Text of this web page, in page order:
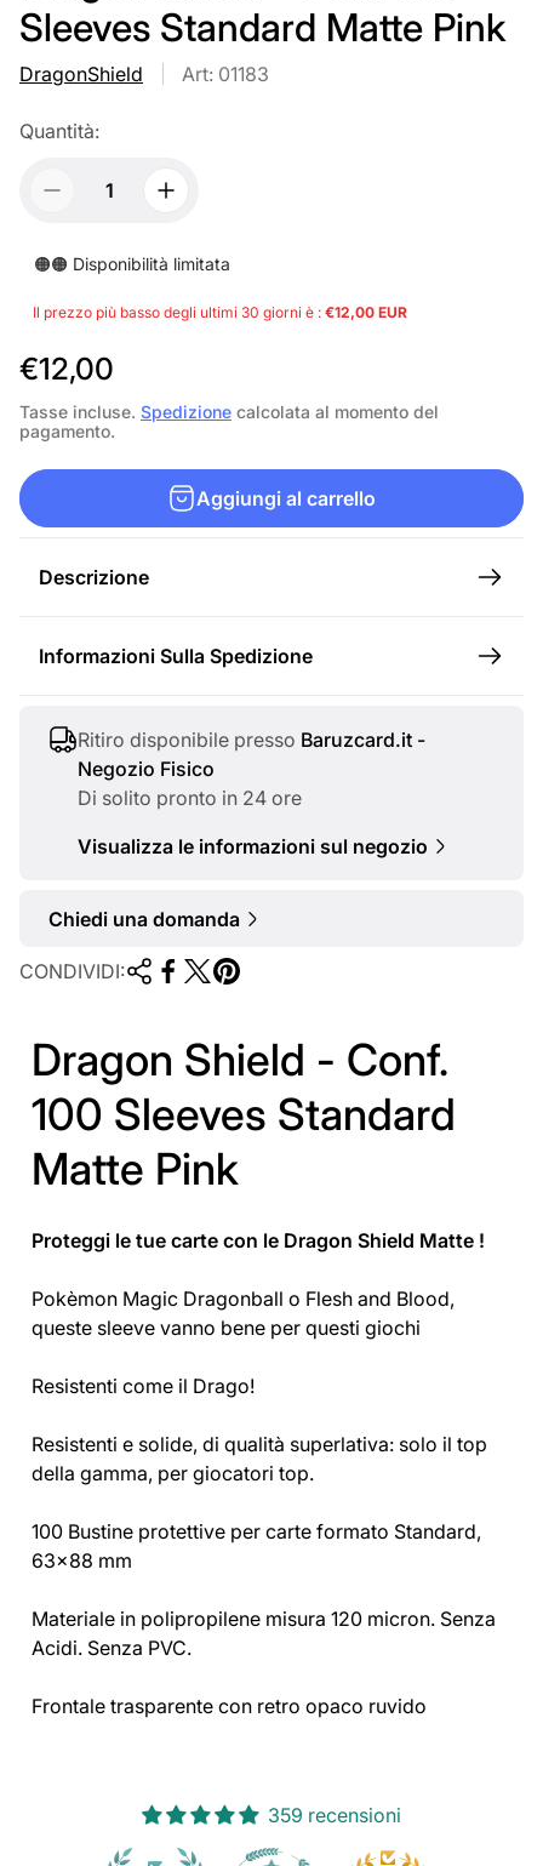
Sleeves Standard Matte Pink
DragonShield Art: 01183
Quantità:
🟠🟠 Disponibilità limitata
Il prezzo più basso degli ultimi 30 giorni è : €12,00 EUR
P
r
e
z
z
€12,00
Tasse incluse. Spedizione calcolata al momento del
pagamento.
Aggiungi al carrello
Descrizione
Informazioni Sulla Spedizione
Ritiro disponibile presso Baruzcard.it -
Negozio Fisico
Di solito pronto in 24 ore
Visualizza le informazioni sul negozio
Chiedi una domanda
CONDIVIDI:
Dragon Shield - Conf.
100 Sleeves Standard
Matte Pink
Proteggi le tue carte con le Dragon Shield Matte !
Pokèmon Magic Dragonball o Flesh and Blood,
queste sleeve vanno bene per questi giochi
Resistenti come il Drago!
Resistenti e solide, di qualità superlativa: solo il top
della gamma, per giocatori top.
100 Bustine protettive per carte formato Standard,
63x88 mm
Materiale in polipropilene misura 120 micron. Senza
Acidi. Senza PVC.
Frontale trasparente con retro opaco ruvido
359 recensioni